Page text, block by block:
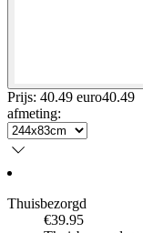
Prijs: 40.49 euro40.49
afmeting:
Thuisbezorgd
€39.95